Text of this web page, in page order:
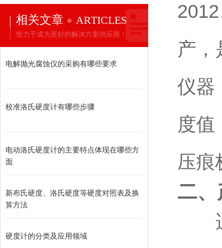
相关文章 ARTICLES
致力于成为更好的解决方案供应商！
电解抛光腐蚀仪的采购有哪些要求
校准洛氏硬度计有哪些步骤
电动洛氏硬度计的主要特点体现在哪些方
面
新布氏硬度、洛氏硬度等硬度对照表及换
算方法
硬度计的分类及应用领域
产，
仪器
度
压痕
二